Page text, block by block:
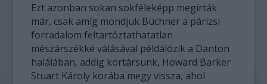
Ezt azonban sokan sokféleképp megírták
már, csak amíg mondjuk Büchner a párizsi
forradalom feltartóztathatatlan
mészárszékké válásával példálózik a Danton
halálában, addig kortársunk, Howard Barker
Stuart Károly korába megy vissza, ahol